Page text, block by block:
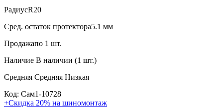
РадиусR20
Сред. остаток протектора5.1 мм
Продажапо 1 шт.
Наличие В наличии (1 шт.)
Средняя Средняя Низкая
Код: Сам1-10728
+Скидка 20% на шиномонтаж